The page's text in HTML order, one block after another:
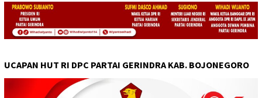
UCAPAN HUT RI DPC PARTAI GERINDRA KAB. BOJONEGORO